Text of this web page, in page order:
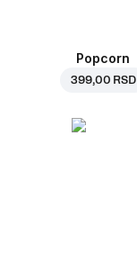
Popcorn
399,00 RSD